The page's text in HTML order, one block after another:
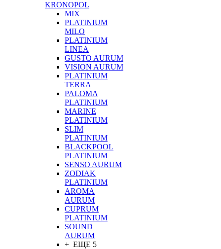
KRONOPOL
MIX
PLATINIUM
MILO
PLATINIUM
LINEA
GUSTO AURUM
VISION AURUM
PLATINIUM
TERRA
PALOMA
PLATINIUM
MARINE
PLATINIUM
SLIM
PLATINIUM
BLACKPOOL
PLATINIUM
SENSO AURUM
ZODIAK
PLATINIUM
AROMA
AURUM
CUPRUM
PLATINIUM
SOUND
AURUM
+ ЕЩЕ 5